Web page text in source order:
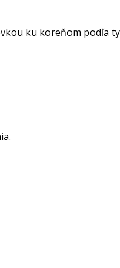
ku koreňom podľa